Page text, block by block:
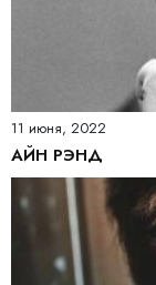
11 июня, 2022
АЙН РЭНД